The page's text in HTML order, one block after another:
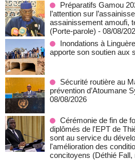
Préparatifs Gamou
l’attention sur
assainissement amoufi,
(Porte-parole) - 08/08/
Inondations à
apporte son soutien aux
Sécurité routière au
prévention d’Atoumane
08/08/2026
Cérémonie de fin de
diplômés de l'EPT de
sont au service du
l'amélioration des
concitoyens (Déthié Fall,